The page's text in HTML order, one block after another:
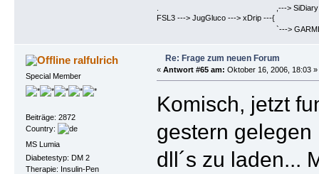
. ,---> SiDiary ==>
FSL3 ---> JugGluco ---> xDrip ---{
`---> GARMIN Fenix6PRO
ralfulrich
Special Member
Beiträge: 2872
Country:
MS Lumia
Diabetestyp: DM 2
Therapie: Insulin-Pen
Re: Frage zum neuen Forum
« Antwort #65 am: Oktober 16, 2006, 18:03 »
Komisch, jetzt
gestern
dll´s zu laden...